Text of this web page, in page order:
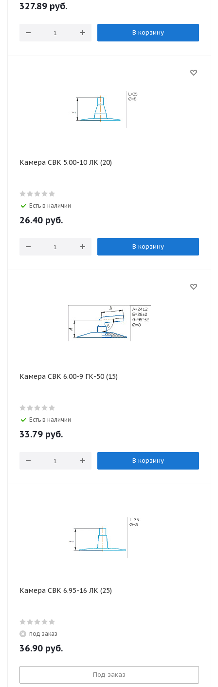
327.89 руб.
В корзину
Камера СВК 5.00-10 ЛК (20)
Есть в наличии
26.40 руб.
В корзину
Камера СВК 6.00-9 ГК-50 (15)
Есть в наличии
33.79 руб.
В корзину
Камера СВК 6.95-16 ЛК (25)
под заказ
36.90 руб.
Под заказ